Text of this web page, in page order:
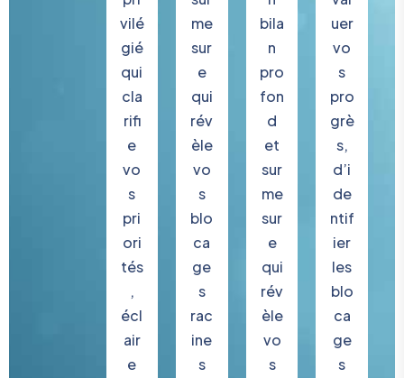
vilé
gié
qui
cla
rifi
e
vo
s
pri
ori
tés
,
écl
air
e
me
sur
e
qui
rév
èle
vo
s
blo
ca
ge
s
rac
ine
s
bila
n
pro
fon
d
et
sur
me
sur
e
qui
rév
èle
vo
s
uer
vo
s
pro
grè
s,
d’i
de
ntif
ier
les
blo
ca
ge
s